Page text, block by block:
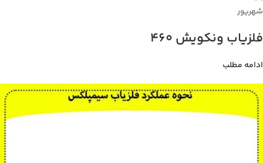
شهریور
فلزیاب ونکویش 460
ادامه مطلب